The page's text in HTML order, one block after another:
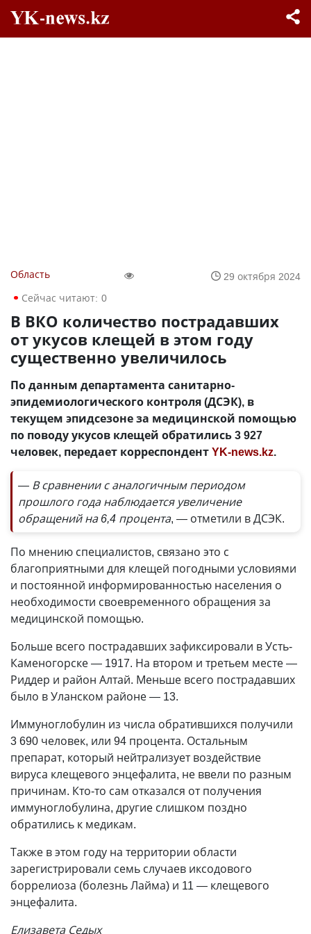
Область
29 октября 2024
Сейчас читают: 0
В ВКО количество пострадавших
от укусов клещей в этом году
существенно увеличилось
По данным департамента санитарно-
эпидемиологического контроля (ДСЭК), в
текущем эпидсезоне за медицинской помощью
по поводу укусов клещей обратились 3 927
человек, передает корреспондентYK-news.kz.
— В сравнении с аналогичным периодом
прошлого года наблюдается увеличение
обращений на 6,4 процента, — отметили в ДСЭК.
По мнению специалистов, связано это с
благоприятными для клещей погодными условиями
и постоянной информированностью населения о
необходимости своевременного обращения за
медицинской помощью.
Больше всего пострадавших зафиксировали в Усть-
Каменогорске — 1917. На втором и третьем месте —
Риддер и район Алтай. Меньше всего пострадавших
было в Уланском районе — 13.
Иммуноглобулин из числа обратившихся получили
3 690 человек, или 94 процента. Остальным
препарат, который нейтрализует воздействие
вируса клещевого энцефалита, не ввели по разным
причинам. Кто-то сам отказался от получения
иммуноглобулина, другие слишком поздно
обратились к медикам.
Также в этом году на территории области
зарегистрировали семь случаев иксодового
боррелиоза (болезнь Лайма) и 11 — клещевого
энцефалита.
Елизавета Седых